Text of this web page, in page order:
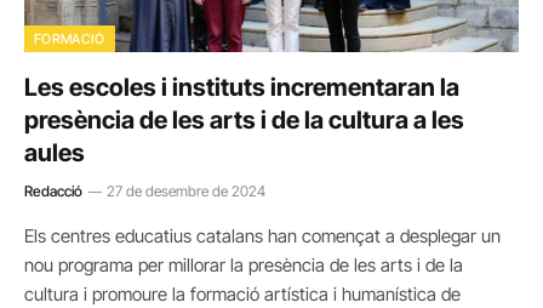
FORMACIÓ
Les escoles i instituts incrementaran la
presència de les arts i de la cultura a les
aules
Redacció 27 de desembre de 2024
Els centres educatius catalans han començat a desplegar un
nou programa per millorar la presència de les arts i de la
cultura i promoure la formació artística i humanística de